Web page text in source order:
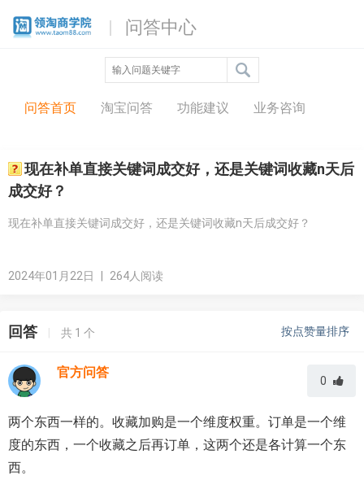
问答中心
问答首页 淘宝问答 功能建议 业务咨询
现在补单直接关键词成交好，还是关键词收藏n天后
成交好？
现在补单直接关键词成交好，还是关键词收藏n天后成交好？
2024年01月22日 264人阅读
回答 | 共 1 个 按点赞量排序
官方问答
0
两个东西一样的。收藏加购是一个维度权重。订单是一个维
度的东西，一个收藏之后再订单，这两个还是各计算一个东
西。